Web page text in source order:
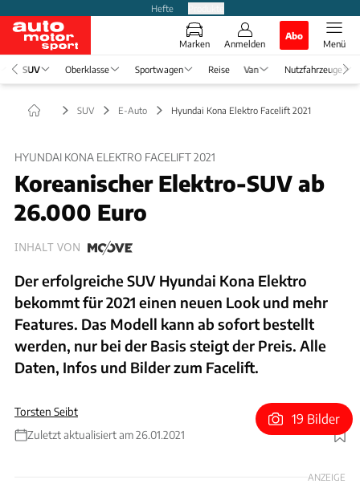
Hefte
Marken Anmelden
Abo
Menü
SUV Oberklasse Sportwagen Reise Van Nutzfahrzeuge
SUV E-Auto Hyundai Kona Elektro Facelift 2021
HYUNDAI KONA ELEKTRO FACELIFT 2021
Koreanischer Elektro-SUV ab
26.000 Euro
INHALT VON
Der erfolgreiche SUV Hyundai Kona Elektro
bekommt für 2021 einen neuen Look und mehr
Features. Das Modell kann ab sofort bestellt
werden, nur bei der Basis steigt der Preis. Alle
Daten, Infos und Bilder zum Facelift.
Torsten Seibt
Zuletzt aktualisiert am 26.01.2021
Foto: Hyundai
19 Bilder
ANZEIGE